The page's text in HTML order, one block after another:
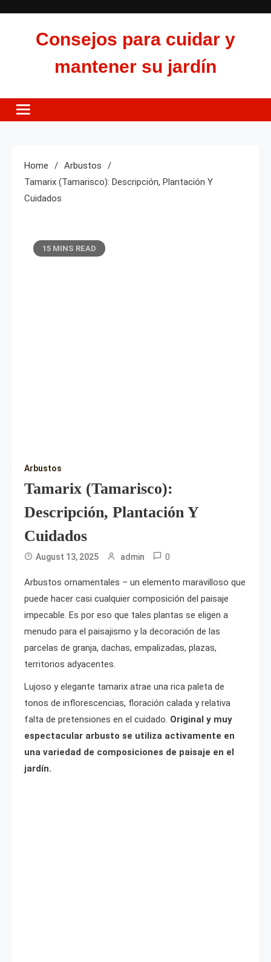
Consejos para cuidar y
mantener su jardín
Home
Arbustos
Tamarix (tamarisco): Descripción, Plantación Y
Cuidados
15 MINS READ
Arbustos
Tamarix (tamarisco):
Descripción, Plantación Y
Cuidados
August 13, 2025 admin 0
Arbustos ornamentales – un elemento maravilloso que
puede hacer casi cualquier composición del paisaje
impecable. Es por eso que tales plantas se eligen a
menudo para el paisajismo y la decoración de las
parcelas de granja, dachas, empalizadas, plazas,
territorios adyacentes.
Lujoso y elegante tamarix atrae una rica paleta de
tonos de inflorescencias, floración calada y relativa
falta de pretensiones en el cuidado. Original y muy
espectacular arbusto se utiliza activamente en
una variedad de composiciones de paisaje en el
jardín.